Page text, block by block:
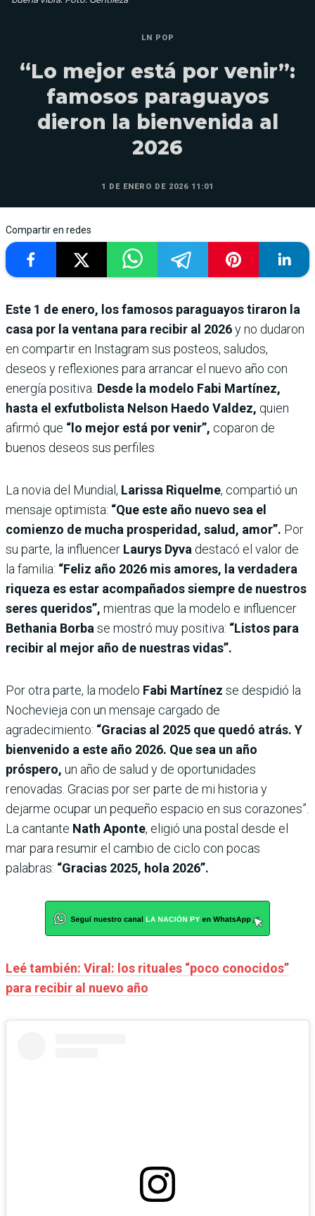
LN POP
“Lo mejor está por venir”:
famosos paraguayos
dieron la bienvenida al
2026
1 DE ENERO DE 2026 11:01
Compartir en redes
Este 1 de enero, los famosos paraguayos tiraron la
casa por la ventana para recibir al 2026y no dudaron
en compartir en Instagram sus posteos, saludos,
deseos y reflexiones para arrancar el nuevo año con
energía positiva. Desde la modelo Fabi Martínez,
hasta el exfutbolista Nelson Haedo Valdez, quien
afirmó que “lo mejor está por venir”, coparon de
buenos deseos sus perfiles.
La novia del Mundial, Larissa Riquelme, compartió un
mensaje optimista: “Que este año nuevo sea el
comienzo de mucha prosperidad, salud, amor”. Por
su parte, la influencer Laurys Dyva destacó el valor de
la familia: “Feliz año 2026 mis amores, la verdadera
riqueza es estar acompañados siempre de nuestros
seres queridos”, mientras que la modelo e influencer
Bethania Borba se mostró muy positiva: “Listos para
recibir al mejor año de nuestras vidas”.
Por otra parte, la modelo Fabi Martínez se despidió la
Nochevieja con un mensaje cargado de
agradecimiento: “Gracias al 2025 que quedó atrás. Y
bienvenido a este año 2026. Que sea un año
próspero, un año de salud y de oportunidades
renovadas. Gracias por ser parte de mi historia y
dejarme ocupar un pequeño espacio en sus corazones”.
La cantante Nath Aponte, eligió una postal desde el
mar para resumir el cambio de ciclo con pocas
palabras: “Gracias 2025, hola 2026”.
Leé también: Viral: los rituales “poco conocidos”
para recibir al nuevo año